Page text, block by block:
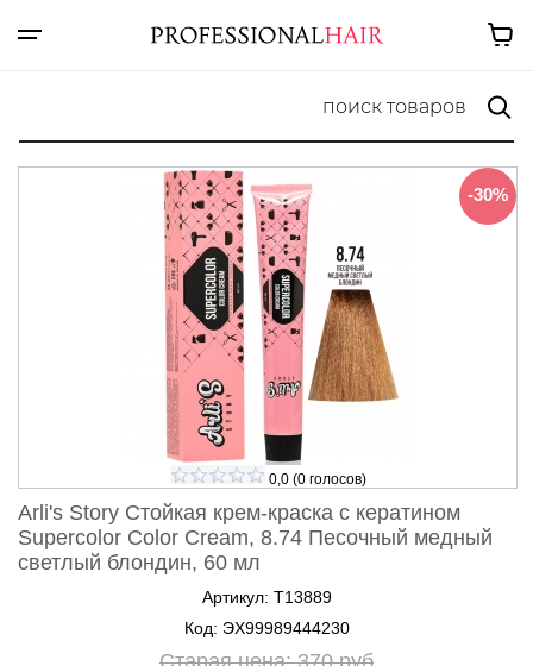
-30%
0,0(0голосов)
Arli's Story Cтойкая крем-краска с кератином
Supercolor Color Cream, 8.74 Песочный медный
светлый блондин, 60 мл
Артикул: T13889
Код: ЭХ99989444230
Старая цена: 370руб